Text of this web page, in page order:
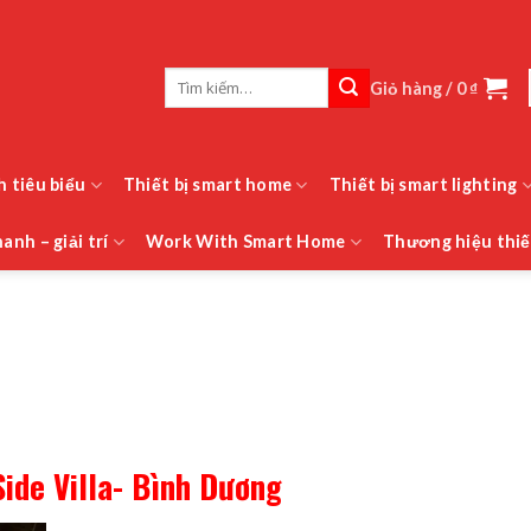
Tìm
Giỏ hàng / 0₫
tiêu biểu Thiết bị smart home Thiết bị smart lighting
– giải trí Work With Smart Home Thương hiệu
Villa- Bình Dương